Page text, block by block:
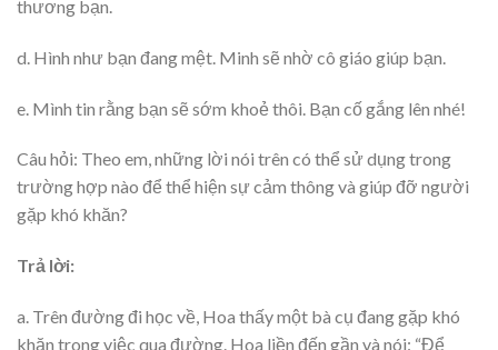
thương bạn.
d. Hình như bạn đang mệt. Minh sẽ nhờ cô giáo giúp bạn.
e. Mình tin rằng bạn sẽ sớm khoẻ thôi. Bạn cố gắng lên nhé!
Câu hỏi: Theo em, những lời nói trên có thể sử dụng trong
trường hợp nào để thể hiện sự cảm thông và giúp đỡ người
gặp khó khăn?
Trả lời:
a. Trên đường đi học về, Hoa thấy một bà cụ đang gặp khó
khăn trong việc qua đường. Hoa liền đến gần và nói: “Để